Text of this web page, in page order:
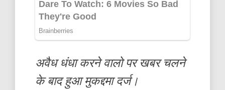
अवैध धंधा करने वालो पर खबर चलने
के बाद हुआ मुकद्दमा दर्ज।